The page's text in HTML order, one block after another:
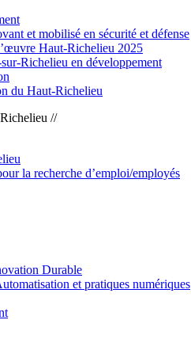
et mobilisé en sécurité et défense
Haut-Richelieu 2025
Richelieu en développement
du Haut-Richelieu
//
la recherche d’emploi/employés
Durable
et pratiques numériques